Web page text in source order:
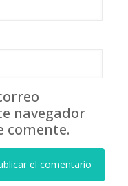
navegador
comente.